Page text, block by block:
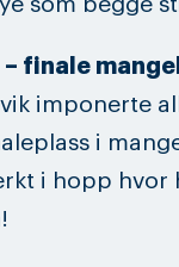
som begge
finale
imponerte
i
i hopp hvor